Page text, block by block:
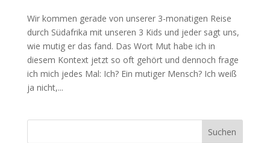
Wir kommen gerade von unserer 3-monatigen Reise
durch Südafrika mit unseren 3 Kids und jeder sagt uns,
wie mutig er das fand. Das Wort Mut habe ich in
diesem Kontext jetzt so oft gehört und dennoch frage
ich mich jedes Mal: Ich? Ein mutiger Mensch? Ich weiß
ja nicht,...